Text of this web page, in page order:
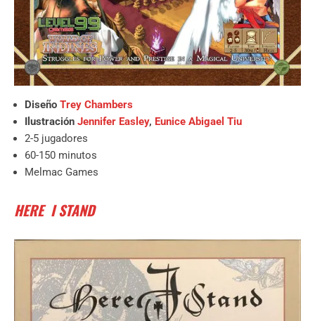
Diseño Trey Chambers
Ilustración Jennifer Easley, Eunice Abigael Tiu
2-5 jugadores
60-150 minutos
Melmac Games
HERE I STAND